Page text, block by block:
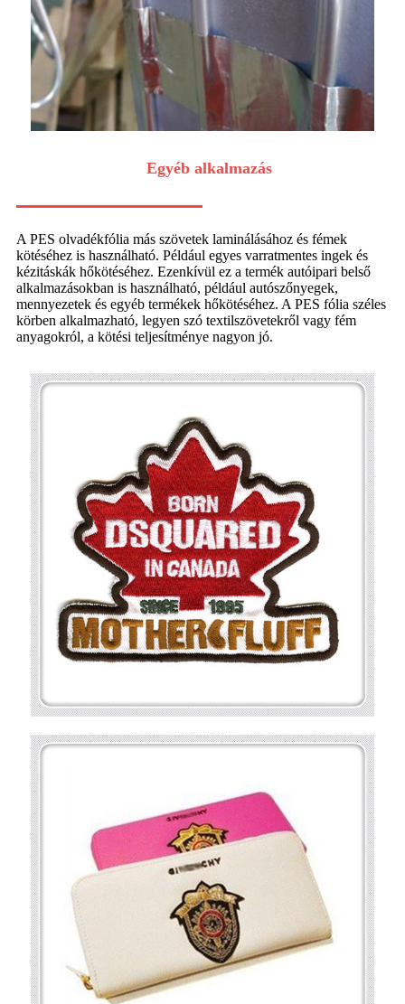
Egyéb alkalmazás
A PES olvadékfólia más szövetek laminálásához és fémek
kötéséhez is használható. Például egyes varratmentes ingek és
kézitáskák hőkötéséhez. Ezenkívül ez a termék autóipari belső
alkalmazásokban is használható, például autószőnyegek,
mennyezetek és egyéb termékek hőkötéséhez. A PES fólia széles
körben alkalmazható, legyen szó textilszövetekről vagy fém
anyagokról, a kötési teljesítménye nagyon jó.